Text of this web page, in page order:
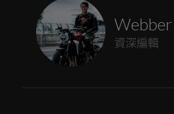
Webber
資深編輯